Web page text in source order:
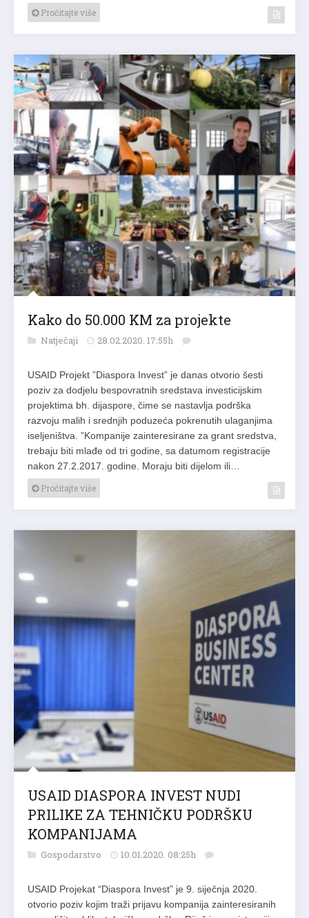
Pročitajte više
Kako do 50.000 KM za projekte
Natječaji 28.02.2020. 17:55h
USAID Projekt ”Diaspora Invest” je danas otvorio šesti
poziv za dodjelu bespovratnih sredstava investicijskim
projektima bh. dijaspore, čime se nastavlja podrška
razvoju malih i srednjih poduzeća pokrenutih ulaganjima
iseljeništva. ”Kompanije zainteresirane za grant sredstva,
trebaju biti mlađe od tri godine, sa datumom registracije
nakon 27.2.2017. godine. Moraju biti dijelom ili…
Pročitajte više
USAID DIASPORA INVEST NUDI
PRILIKE ZA TEHNIČKU PODRŠKU
KOMPANIJAMA
Gospodarstvo 10.01.2020. 08:25h
USAID Projekat “Diaspora Invest” je 9. siječnja 2020.
otvorio poziv kojim traži prijavu kompanija zainteresiranih